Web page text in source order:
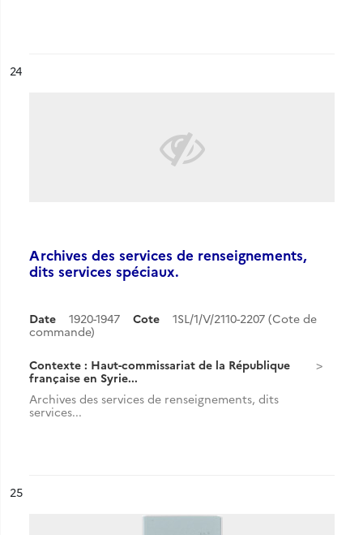
n°
24
Archives des services de renseignements,
dits services spéciaux.
Date 1920-1947 Cote
1SL/1/V/2110-2207 (Cote de
commande)
Contexte : Haut-commissariat de la République
française en Syrie...
Archives des services de renseignements, dits
services...
n°
25